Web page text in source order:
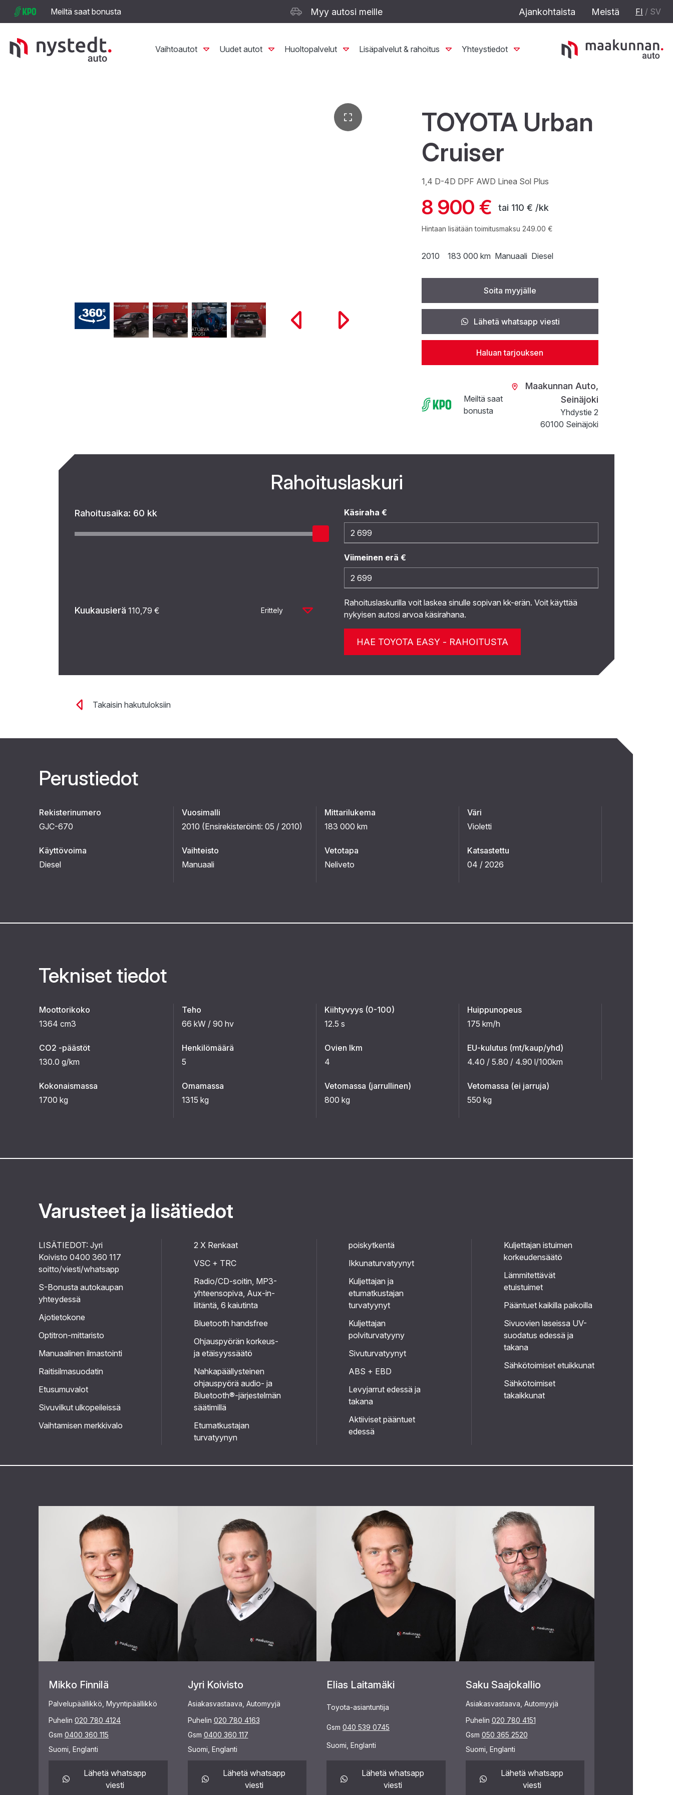
Meiltä saat bonusta Myy autosi meille Ajankohtaista Meistä FI / SV
Vaihtoautot Uudet autot Huoltopalvelut Lisäpalvelut & rahoitus Yhteystiedot
TOYOTA Urban
Cruiser
1,4 D-4D DPF AWD Linea Sol Plus
8 900 € tai 110 € /kk
Hintaan lisätään toimitusmaksu 249.00 €
2010 183 000 km Manuaali Diesel
Soita myyjälle
Lähetä whatsapp viesti
Haluan tarjouksen
Meiltä saat
bonusta
Maakunnan Auto,
Seinäjoki
Yhdystie 2
60100 Seinäjoki
Rahoituslaskuri
Rahoitusaika: 60 kk Käsiraha €
Viimeinen erä €
Kuukausierä 110,79 € Erittely
Rahoituslaskurilla voit laskea sinulle sopivan kk-erän. Voit käyttää
nykyisen autosi arvoa käsirahana.
Takaisin hakutuloksiin
Perustiedot
Rekisterinumero
GJC-670
Vuosimalli
2010 (Ensirekisteröinti: 05 / 2010)
Mittarilukema
183 000 km
Väri
Violetti
Käyttövoima
Diesel
Vaihteisto
Manuaali
Vetotapa
Neliveto
Katsastettu
04 / 2026
Tekniset tiedot
Moottorikoko
1364 cm3
Teho
66 kW / 90 hv
Kiihtyvyys (0-100)
12.5 s
Huippunopeus
175 km/h
CO2 -päästöt
130.0 g/km
Henkilömäärä
5
Ovien lkm
4
EU-kulutus (mt/kaup/yhd)
4.40 / 5.80 / 4.90 l/100km
Kokonaismassa
1700 kg
Omamassa
1315 kg
Vetomassa (jarrullinen)
800 kg
Vetomassa (ei jarruja)
550 kg
Varusteet ja lisätiedot
LISÄTIEDOT: Jyri
Koivisto 0400 360 117
soitto/viesti/whatsapp
S-Bonusta autokaupan
yhteydessä
Ajotietokone
Optitron-mittaristo
Manuaalinen ilmastointi
Raitisilmasuodatin
Etusumuvalot
Sivuvilkut ulkopeileissä
Vaihtamisen merkkivalo
2 X Renkaat
VSC + TRC
Radio/CD-soitin, MP3-
yhteensopiva, Aux-in-
liitäntä, 6 kaiutinta
Bluetooth handsfree
Ohjauspyörän korkeus-
ja etäisyyssäätö
Nahkapäällysteinen
ohjauspyörä audio- ja
Bluetooth®-järjestelmän
säätimillä
Etumatkustajan
turvatyynyn
poiskytkentä
Ikkunaturvatyynyt
Kuljettajan ja
etumatkustajan
turvatyynyt
Kuljettajan
polviturvatyyny
Sivuturvatyynyt
ABS + EBD
Levyjarrut edessä ja
takana
Aktiiviset pääntuet
edessä
Kuljettajan istuimen
korkeudensäätö
Lämmitettävät
etuistuimet
Pääntuet kaikilla paikoilla
Sivuovien laseissa UV-
suodatus edessä ja
takana
Sähkötoimiset etuikkunat
Sähkötoimiset
takaikkunat
Mikko Finnilä
Palvelupäällikkö, Myyntipäällikkö
Puhelin 020 780 4124
Gsm 0400 360 115
Suomi, Englanti
Lähetä whatsapp
viesti
Jyri Koivisto
Asiakasvastaava, Automyyjä
Puhelin 020 780 4163
Gsm 0400 360 117
Suomi, Englanti
Lähetä whatsapp
viesti
Elias Laitamäki
Toyota-asiantuntija
Gsm 040 539 0745
Suomi, Englanti
Lähetä whatsapp
viesti
Saku Saajokallio
Asiakasvastaava, Automyyjä
Puhelin 020 780 4151
Gsm 050 365 2520
Suomi, Englanti
Lähetä whatsapp
viesti